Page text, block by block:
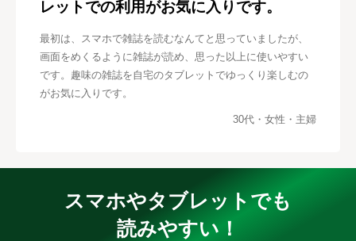
レットでの利用がお気に入りです。
最初は、スマホで雑誌を読むなんてと思っていましたが、
画面をめくるように雑誌が読め、思った以上に使いやすい
です。趣味の雑誌を自宅のタブレットでゆっくり楽しむの
がお気に入りです。
30代・女性・主婦
スマホやタブレットでも
読みやすい！